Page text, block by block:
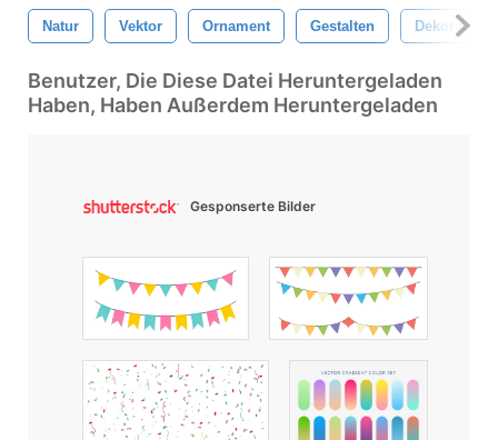
Natur Vektor Ornament Gestalten Dekorativ
Benutzer, Die Diese Datei Heruntergeladen
Haben, Haben Außerdem Heruntergeladen
Gesponserte Bilder